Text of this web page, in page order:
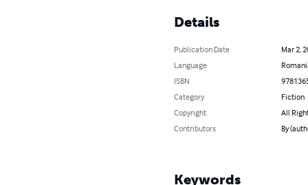
Details
Publication Date
Mar 2,
Language
ISBN
Category
Fiction
Copyright
All
Contributors
By
Keywords